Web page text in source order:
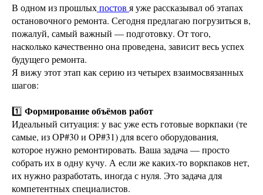
В одном из прошлыхпостов я уже рассказывал об этапах
остановочного ремонта. Сегодня предлагаю погрузиться в,
пожалуй, самый важный — подготовку. От того,
насколько качественно она проведена, зависит весь успех
будущего ремонта.
Я вижу этот этап как серию из четырех взаимосвязанных
шагов:
1️⃣ Формирование объёмов работ
Идеальный ситуация: у вас уже есть готовые воркпаки (те
самые, из ОР#30 и ОР#31) для всего оборудования,
которое нужно ремонтировать. Ваша задача — просто
собрать их в одну кучу. А если же каких-то воркпаков нет,
их нужно разработать, иногда с нуля. Это задача для
компетентных специалистов.